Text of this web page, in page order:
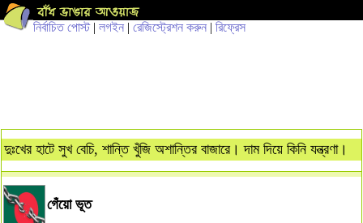
নির্বাচিত পোস্ট| লগইন | রেজিস্ট্রেশন করুন | রিফ্রেস
দুঃখের হাটে সুখ বেচি, শান্তি খুঁজি অশান্তির বাজারে। দাম দিয়ে কিনি যন্ত্রণা।
গেঁয়ো ভূত